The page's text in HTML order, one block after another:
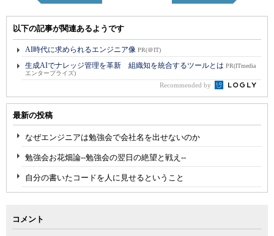
以下の記事が関連あるようです
AI時代に求められるエンジニア像 PR(＠IT)
生成AIでナレッジ管理を革新 組織知を統合するツールとは PR(ITmedia
エンタープライズ)
Recommended by
最新の投稿
なぜエンジニアは勉強会で会社名を出せないのか
勉強会お花畑論--勉強会の翌日の絶望と戦え--
自分の書いたコードを人に見せるということ
コメント